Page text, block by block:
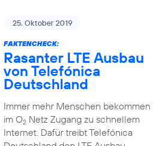
25. Oktober 2019
FAKTENCHECK:
Rasanter LTE Ausbau
von Telefónica
Deutschland
Immer mehr Menschen bekommen
im O2Netz Zugang zu schnellem
Internet. Dafür treibt Telefónica